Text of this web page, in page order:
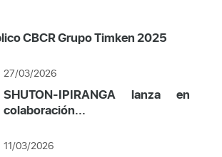
CBCR Grupo Timken 2025
27/03/2026
SHUTON-IPIRANGA lanza en
colaboración...
11/03/2026